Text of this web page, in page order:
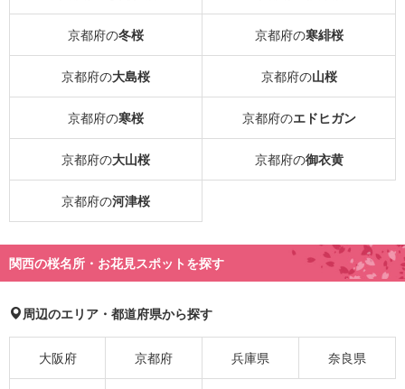
京都府の冬桜 京都府の寒緋桜
京都府の大島桜 京都府の山桜
京都府の寒桜 京都府のエドヒガン
京都府の大山桜 京都府の御衣黄
京都府の河津桜
関西の桜名所・お花見スポットを探す
周辺のエリア・都道府県から探す
大阪府 京都府 兵庫県 奈良県